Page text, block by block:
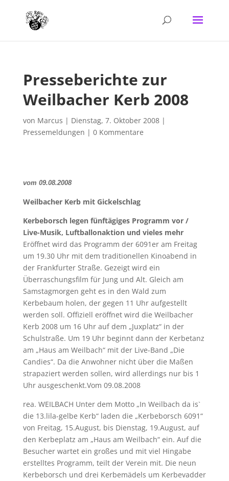
Presseberichte zur
Weilbacher Kerb 2008
von Marcus | Dienstag, 7. Oktober 2008|
Pressemeldungen | 0 Kommentare
vom 09.08.2008
Weilbacher Kerb mit Gickelschlag
Kerbeborsch legen fünftägiges Programm vor /
Live-Musik, Luftballonaktion und vieles mehr
Eröffnet wird das Programm der 6091er am Freitag
um 19.30 Uhr mit dem traditionellen Kinoabend in
der Frankfurter Straße. Gezeigt wird ein
Überraschungsfilm für Jung und Alt. Gleich am
Samstagmorgen geht es in den Wald zum
Kerbebaum holen, der gegen 11 Uhr aufgestellt
werden soll. Offiziell eröffnet wird die Weilbacher
Kerb 2008 um 16 Uhr auf dem „Juxplatz“ in der
Schulstraße. Um 19 Uhr beginnt dann der Kerbetanz
am „Haus am Weilbach“ mit der Live-Band „Die
Candies“. Da die Anwohner nicht über die Maßen
strapaziert werden sollen, wird allerdings nur bis 1
Uhr ausgeschenkt.Vom 09.08.2008
rea. WEILBACH Unter dem Motto „In Weilbach da is`
die 13.lila-gelbe Kerb“ laden die „Kerbeborsch 6091“
von Freitag, 15.August, bis Dienstag, 19.August, auf
den Kerbeplatz am „Haus am Weilbach“ ein. Auf die
Besucher wartet ein großes und mit viel Hingabe
erstelltes Programm, teilt der Verein mit. Die neun
Kerbeborsch und drei Kerbemädels um Kerbevadder